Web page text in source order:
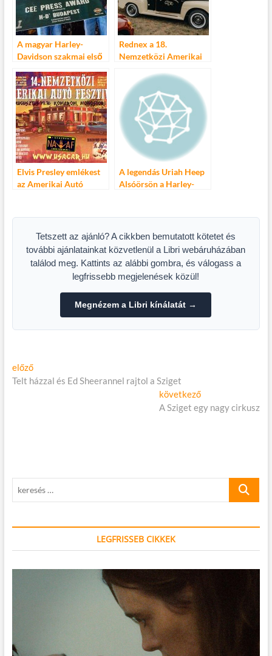
A magyar Harley-
Davidson szakmai első
Rednex a 18.
Nemzetközi Amerikai
Elvis Presley emlékest
az Amerikai Autó
A legendás Uriah Heep
Alsóörsön a Harley-
Tetszett az ajánló? A cikkben bemutatott kötetet és
további ajánlatainkat közvetlenül a Libri webáruházában
találod meg. Kattints az alábbi gombra, és válogass a
legfrissebb megjelenések közül!
Megnézem a Libri kínálatát →
Bejegyzés
navigáció
előzőElőző
cikk:
Telt házzal és Ed Sheerannel rajtol a Sziget
következőKövetkező
cikk:
A Sziget egy nagy cirkusz
keresés
LEGFRISSEB CIKKEK